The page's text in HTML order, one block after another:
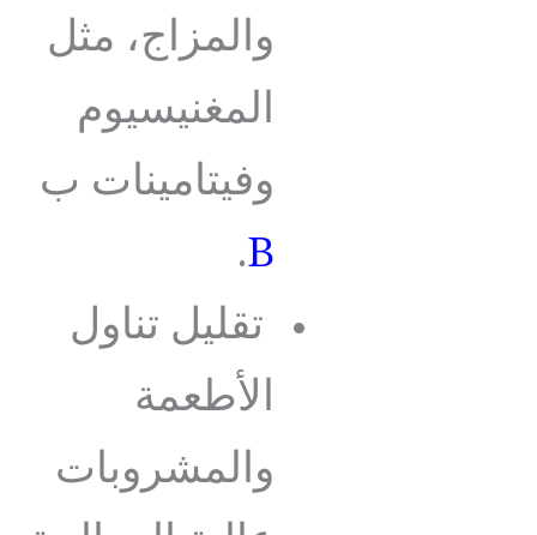
والمزاج، مثل
المغنيسيوم
وفيتامينات ب
B
.
تقليل تناول
الأطعمة
والمشروبات